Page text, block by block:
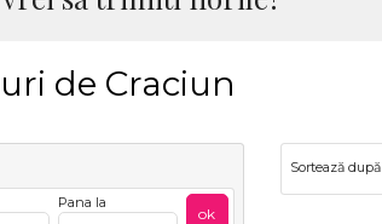
de Craciun
Pana la
ok
Sortează după